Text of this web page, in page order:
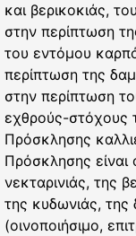
και βερικοκιάς,
στην περίπτωση
του εντόμου
περίπτωση της
στην περίπτωση
εχθρούς-στόχους
Πρόσκλησης
Πρόσκλησης είναι
νεκταρινιάς, της
της κυδωνιάς, της
(οινοποιήσιμο,